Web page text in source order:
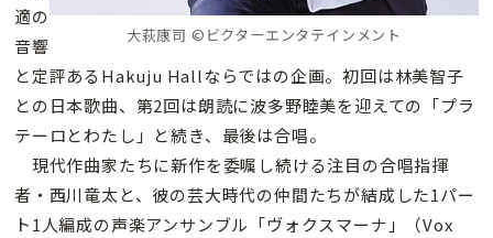
大萩康司 ©ビクターエンタテインメント
適の
音響
と定評あるHakuju Hallならではの企画。初回は林美智子
との日本歌曲、第2回は朗読に波多野睦美を迎えての「プラ
テーロとわたし」と続き、最後は合唱。
現代作曲家たちに新作を委嘱し続ける注目の合唱指揮
者・西川竜太と、彼の芸大時代の仲間たちが結成した1パー
ト1人編成の声楽アンサンブル「ヴォクスマーナ」（Vox